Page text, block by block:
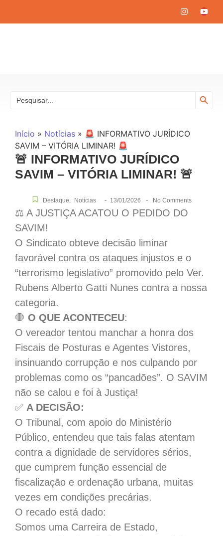
for:
Início » Notícias » 🚨 INFORMATIVO JURÍDICO
SAVIM – VITÓRIA LIMINAR! 🚨
🚨 INFORMATIVO JURÍDICO
SAVIM – VITÓRIA LIMINAR! 🚨
Destaque, Notícias - 13/01/2026 - No Comments
⚖️ A JUSTIÇA ACATOU O PEDIDO DO
SAVIM!
O Sindicato obteve decisão liminar
favorável contra os ataques injustos e o
“terrorismo legislativo” promovido pelo Ver.
Rubens Alberto Gatti Nunes contra a nossa
categoria.
🛑 O QUE ACONTECEU:
O vereador tentou manchar a honra dos
Fiscais de Posturas e Agentes Vistores,
insinuando corrupção e nos culpando por
problemas como os “pancadões”. O SAVIM
não se calou e foi à Justiça!
✅ A DECISÃO:
O Tribunal, com apoio do Ministério
Público, entendeu que tais falas atentam
contra a dignidade de servidores sérios,
que cumprem função essencial de
fiscalização e ordenação urbana, muitas
vezes em condições precárias.
O recado está dado:
Somos uma Carreira de Estado,